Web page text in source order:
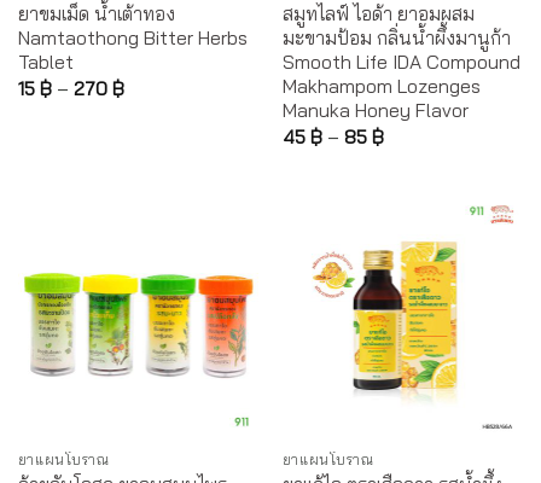
ยาขมเม็ด น้ำเต้าทอง
Namtaothong Bitter Herbs
Tablet
15 ฿– 270 ฿
สมูทไลฟ์ ไอด้า ยาอมผสม
มะขามป้อม กลิ่นน้ำผึ้งมานูก้า
Smooth Life IDA Compound
Makhampom Lozenges
Manuka Honey Flavor
45 ฿– 85 ฿
ยาแผนโบราณ ยาแผนโบราณ